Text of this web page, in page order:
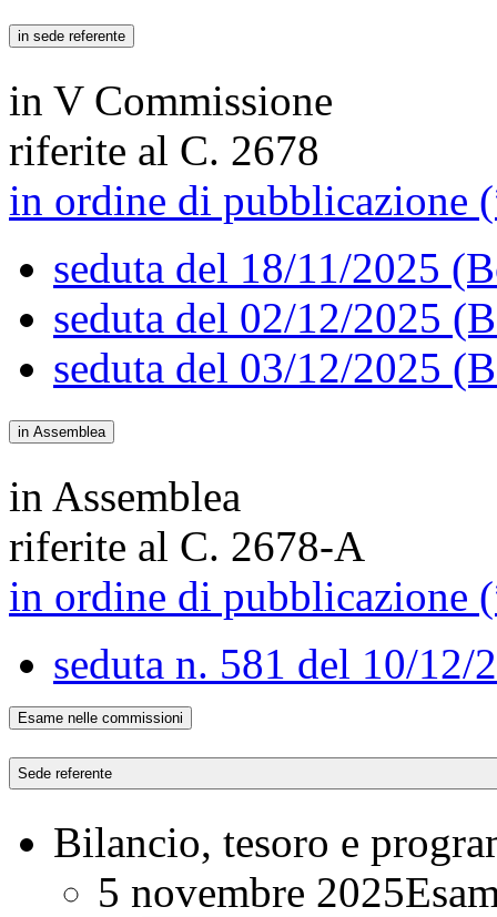
in sede referente
in V Commissione
riferite al C. 2678
in ordine di pubblicazione
seduta del 18/11/2025
seduta del 02/12/2025
seduta del 03/12/2025
in Assemblea
in Assemblea
riferite al C. 2678-A
in ordine di pubblicazione
seduta n. 581 del 10/12/
Esame nelle commissioni
Sede referente
Bilancio, tesoro e
5 novembre 2025